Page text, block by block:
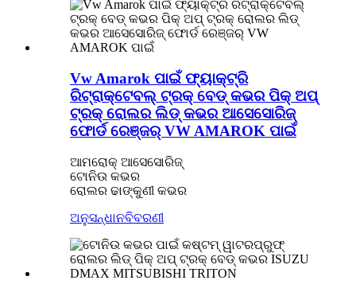
Vw Amarok ପାଇଁ ଫ୍ୟାକ୍ଟ୍ରି
ରିଟ୍ରାକ୍ଟେବଲ୍ ଟ୍ରକ୍ ବେଡ୍ କଭର ପିକ୍ ଅପ୍
ଟ୍ରକ୍ ରୋଲର ଲିଡ୍ କଭର ଆସେସୋରିଜ୍
ଫୋର୍ଡ ରେଞ୍ଜର୍ VW AMAROK ପାଇଁ
ଆମରୋକ୍ ଆସେସୋରିଜ୍
ଟୋନିଉ କଭର
ରୋଲର ଢାଙ୍କୁଣୀ କଭର
ଅନୁସନ୍ଧାନବିବରଣୀ